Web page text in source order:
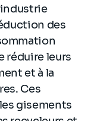
des
réduire leurs
et à la
Ces
gisements